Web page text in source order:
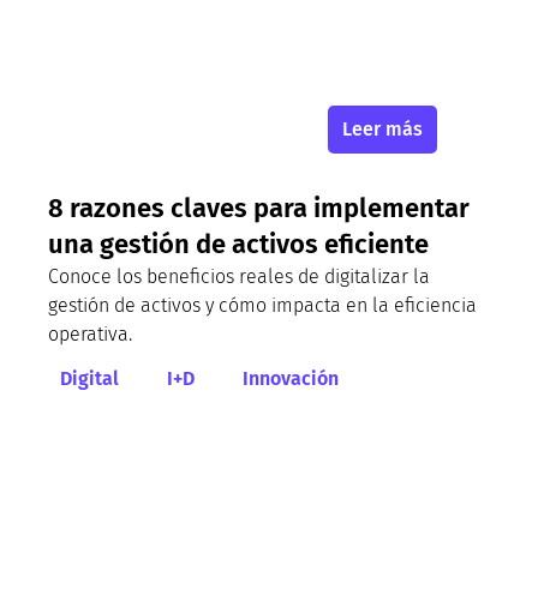
Leer más
8 razones claves para implementar
una gestión de activos eficiente
Conoce los beneficios reales de digitalizar la
gestión de activos y cómo impacta en la eficiencia
operativa.
Digital
I+D Innovación